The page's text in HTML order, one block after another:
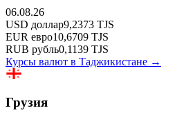
06.08.26
USD доллар9,2373 TJS
EUR евро10,6709 TJS
RUB рубль0,1139 TJS
Курсы валют в Таджикистане →
Грузия